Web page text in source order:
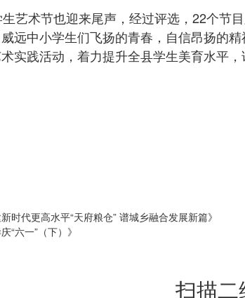
艺术节也迎来尾声，经过评选，22个节
远中小学生们飞扬的青春，自信昂扬的
实践活动，着力提升全县学生美育水平
时代更高水平“天府粮仓” 谱城乡融合发展新篇》
“六一”（下）》
扫描